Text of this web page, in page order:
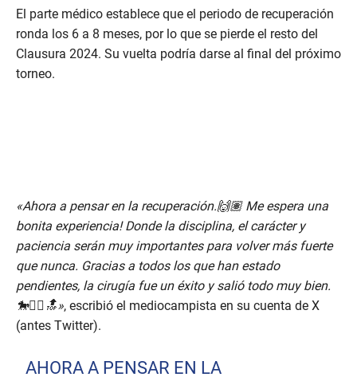
El parte médico establece que el periodo de recuperación
ronda los 6 a 8 meses, por lo que se pierde el resto del
Clausura 2024. Su vuelta podría darse al final del próximo
torneo.
«Ahora a pensar en la recuperación.🙌🏽 Me espera una
bonita experiencia! Donde la disciplina, el carácter y
paciencia serán muy importantes para volver más fuerte
que nunca. Gracias a todos los que han estado
pendientes, la cirugía fue un éxito y salió todo muy bien.
🐎❤️‍🔥🔝», escribió el mediocampista en su cuenta de X
(antes Twitter).
AHORA A PENSAR EN LA